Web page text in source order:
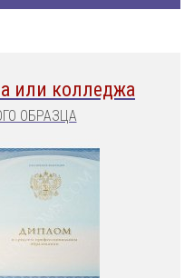
или колледжа
ОБРАЗЦА